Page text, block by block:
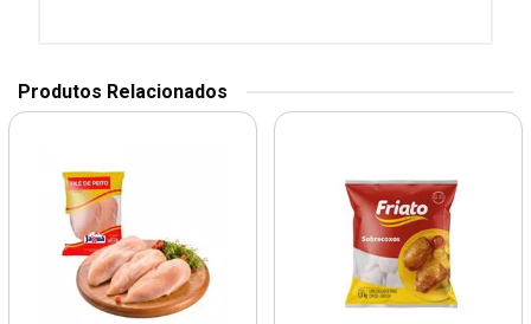
Produtos Relacionados